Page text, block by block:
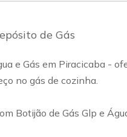
de Gás
e Gás em Piracicaba -
no gás de cozinha.
Botijão de Gás Glp e